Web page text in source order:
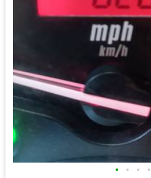
• • • •